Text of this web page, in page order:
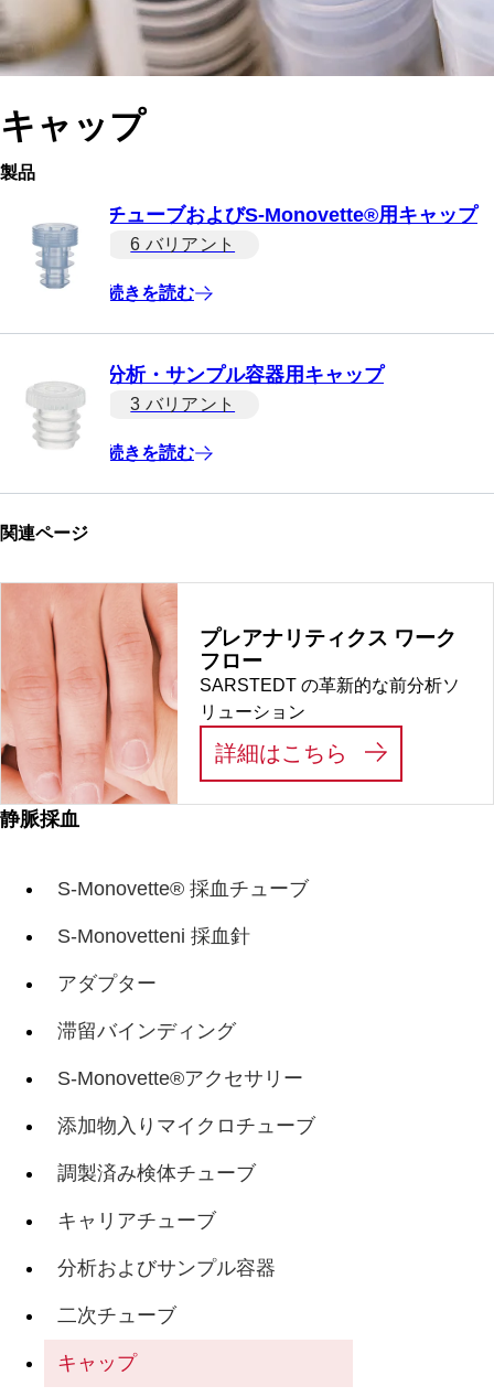
キャップ
静脈採血
S-Monovette® 採血チューブ
S-Monovetteni 採血針
アダプター
滞留バインディング
S-Monovette®アクセサリー
添加物入りマイクロチューブ
調製済み検体チューブ
キャリアチューブ
分析およびサンプル容器
二次チューブ
キャップ
製品
チューブおよびS-Monovette®用キャップ
6 バリアント
続きを読む
分析・サンプル容器用キャップ
3 バリアント
続きを読む
関連ページ
プレアナリティクス ワーク
フロー
SARSTEDT の革新的な前分析ソ
リューション
詳細はこちら プレアナリ